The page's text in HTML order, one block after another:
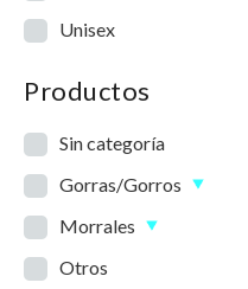
Unisex
Productos
Sin categoría
Gorras/Gorros
Morrales
Otros